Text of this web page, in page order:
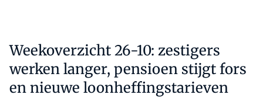
Weekoverzicht 26-10: zestigers
werken langer, pensioen stijgt fors
en nieuwe loonheffingstarieven